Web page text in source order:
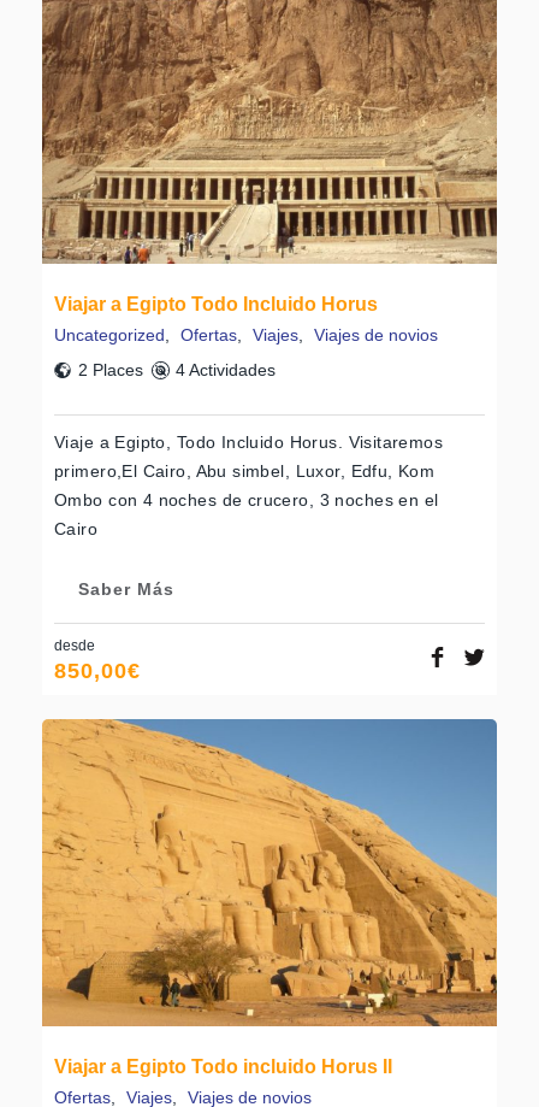
Viajar a Egipto Todo Incluido Horus
Uncategorized Ofertas Viajes
Viajes de novios
2 Places
4 Actividades
Viaje a Egipto, Todo Incluido Horus. Visitaremos
primero,El Cairo, Abu simbel, Luxor, Edfu, Kom
Ombo con 4 noches de crucero, 3 noches en el
Cairo
Saber Más
desde
850,00€
Viajar a Egipto Todo incluido Horus II
Ofertas Viajes Viajes de novios